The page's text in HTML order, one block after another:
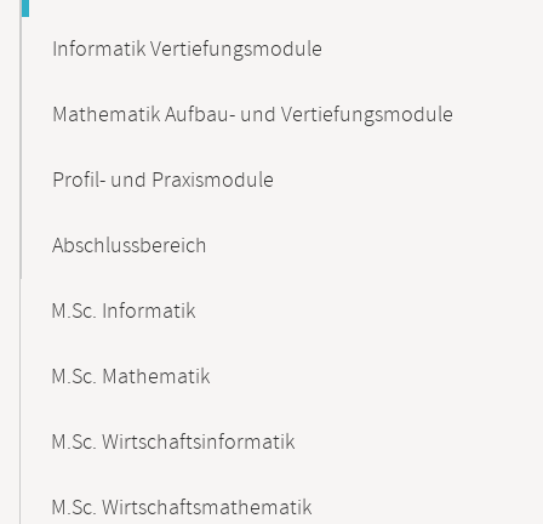
Informatik Vertiefungsmodule
Mathematik Aufbau- und Vertiefungsmodule
Profil- und Praxismodule
Abschlussbereich
M.Sc. Informatik
M.Sc. Mathematik
M.Sc. Wirtschaftsinformatik
M.Sc. Wirtschaftsmathematik